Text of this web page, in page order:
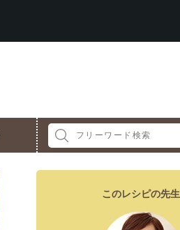
このレシピの先生